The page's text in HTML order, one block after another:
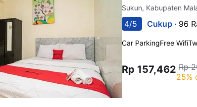
Sukun, Kabupaten
4/5 Cukup · 96
Car ParkingFree Wifi
Rp 157,462 Rp
25%